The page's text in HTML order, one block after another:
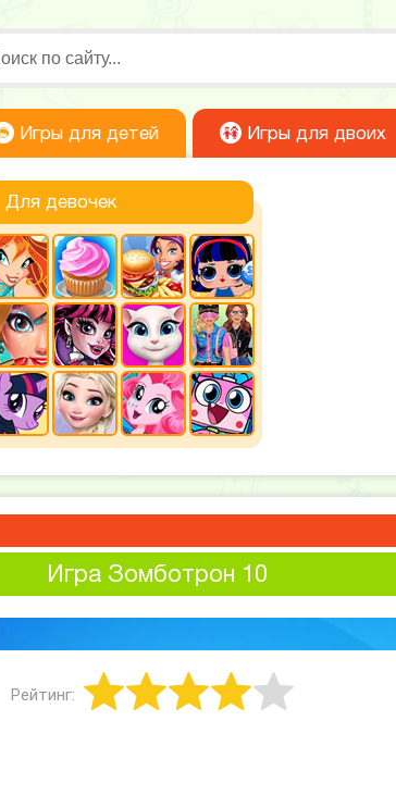
Игры для детей Игры для двоих
Для девочек
Игра Зомботрон 10
Рейтинг: